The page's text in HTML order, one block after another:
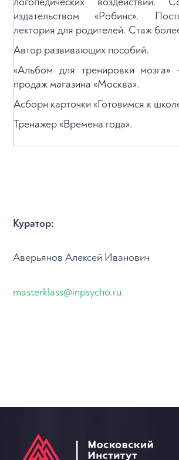
издательством «Робинс».
лектория для родителей. Стаж
Автор развивающих пособий.
«Альбом для тренировки
продаж магазина «Москва».
Асборн карточки «Готовимся к
Тренажер «Времена года».
Куратор:
Аверьянов Алексей Иванович
masterklass@inpsycho.ru